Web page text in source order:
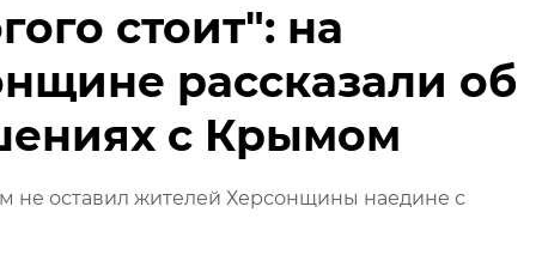
стоит": на
рассказали об
с Крымом
не оставил жителей Херсонщины наедине с